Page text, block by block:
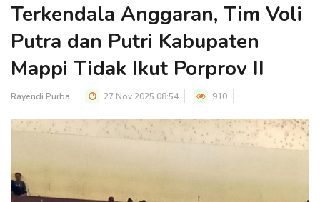
Terkendala Anggaran, Tim Voli
Putra dan Putri Kabupaten
Mappi Tidak Ikut Porprov II
Rayendi Purba 27 Nov 2025 08:54 910